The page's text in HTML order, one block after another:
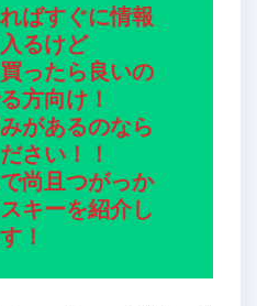
ばすぐに情報
るけど
ったら良いの
方向け！
があるのなら
さい！！
尚且つがっか
キーを紹介し
！